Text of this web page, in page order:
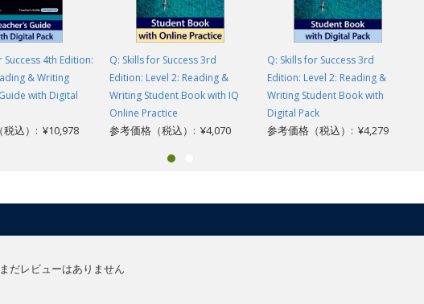
Success 4th Edition:
& Writing
with Digital
税込）: ¥10,978
Q: Skills for Success 3rd
Edition: Level 2: Reading &
Writing Student Book with IQ
Online Practice
参考価格（税込）: ¥4,070
Q: Skills for Success 3rd
Edition: Level 2: Reading &
Writing Student Book with
Digital Pack
参考価格（税込）: ¥4,279
まだレビューはありません